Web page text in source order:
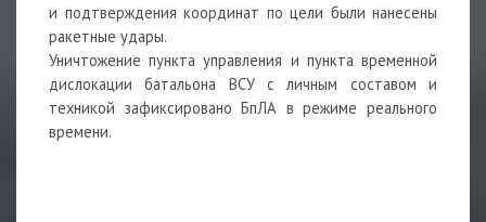
и подтверждения координат по цели были нанесены
ракетные удары.
Уничтожение пункта управления и пункта временной
дислокации батальона ВСУ с личным составом и
техникой зафиксировано БпЛА в режиме реального
времени.